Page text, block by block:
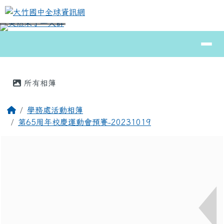
跳至主內容區
大竹國中全球資訊網
⏸
所有相簿
回首頁學務處活動相簿
第65周年校慶運動會預賽-20231019